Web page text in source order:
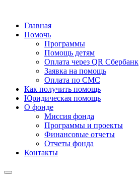
Главная
Помочь
Программы
Помощь детям
Оплата через QR Сбербанк
Заявка на помощь
Оплата по СМС
Как получить помощь
Юридическая помощь
О фонде
Миссия фонда
Программы и проекты
Финансовые отчеты
Отчеты фонда
Контакты